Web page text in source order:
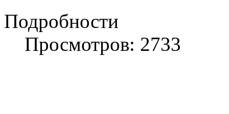
Подробности
Просмотров: 2733